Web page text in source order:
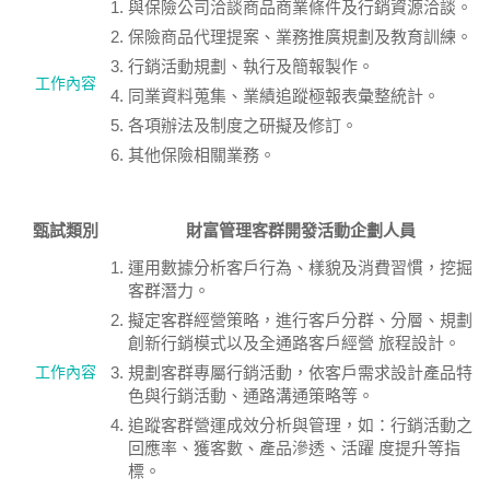
工作內容
與保險公司洽談商品商業條件及行銷資源洽談。
保險商品代理提案、業務推廣規劃及教育訓練。
行銷活動規劃、執行及簡報製作。
同業資料蒐集、業績追蹤極報表彙整統計。
各項辦法及制度之研擬及修訂。
其他保險相關業務。
甄試類別 財富管理客群開發活動企劃人員
工作內容
運用數據分析客戶行為、樣貌及消費習慣，挖掘
客群潛力。
擬定客群經營策略，進行客戶分群、分層、規劃
創新行銷模式以及全通路客戶經營 旅程設計。
規劃客群專屬行銷活動，依客戶需求設計產品特
色與行銷活動、通路溝通策略等。
追蹤客群營運成效分析與管理，如：行銷活動之
回應率、獲客數、產品滲透、活躍 度提升等指
標。